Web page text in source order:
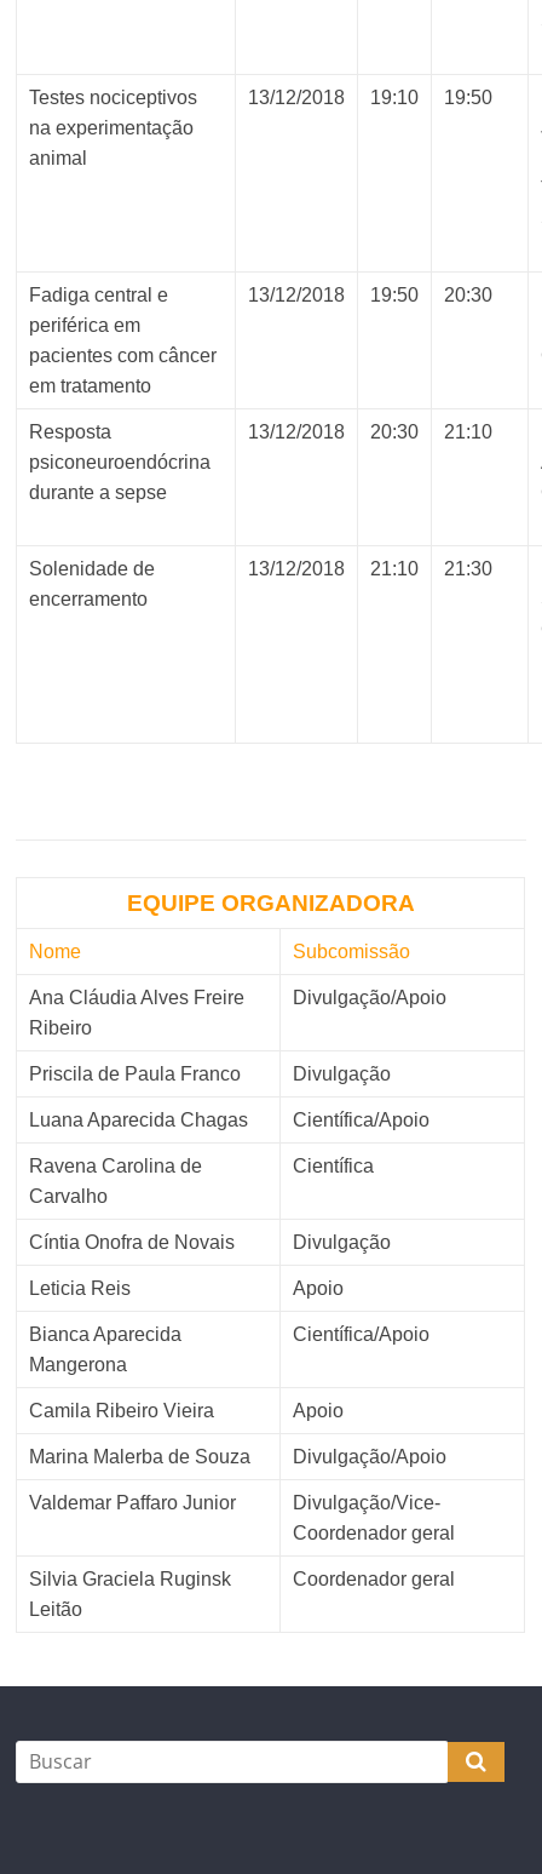
Testes nociceptivos
na experimentação
animal
13/12/2018 19:10 19:50
Fadiga central e
periférica em
pacientes com câncer
em tratamento
13/12/2018 19:50 20:30
Resposta
psiconeuroendócrina
durante a sepse
13/12/2018 20:30 21:10
Solenidade de
encerramento
13/12/2018 21:10 21:30
EQUIPE ORGANIZADORA
Nome Subcomissão
Ana Cláudia Alves Freire
Ribeiro
Divulgação/Apoio
Priscila de Paula Franco Divulgação
Luana Aparecida Chagas Científica/Apoio
Ravena Carolina de
Carvalho
Científica
Cíntia Onofra de Novais Divulgação
Leticia Reis Apoio
Bianca Aparecida
Mangerona
Científica/Apoio
Camila Ribeiro Vieira Apoio
Marina Malerba de Souza Divulgação/Apoio
Valdemar Paffaro Junior
Divulgação/Vice-
Coordenador geral
Silvia Graciela Ruginsk
Leitão
Coordenador geral